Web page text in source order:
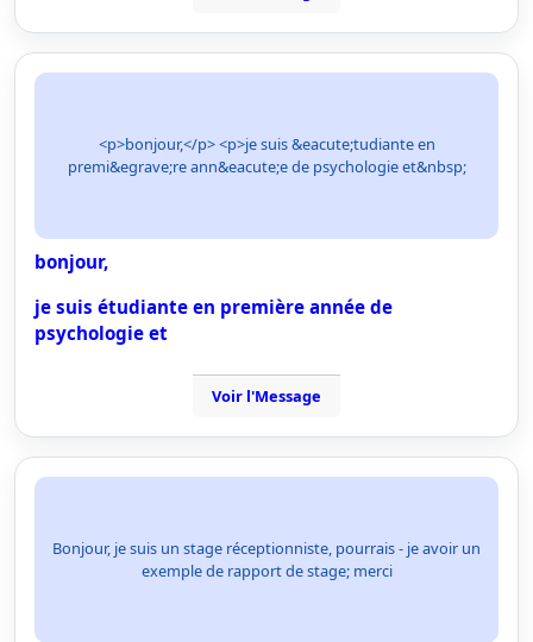
<p>bonjour,</p> <p>je suis &eacute;tudiante en
premi&egrave;re ann&eacute;e de psychologie et&nbsp;
bonjour,
je suis étudiante en première année de
psychologie et
Voir l'Message
Bonjour, je suis un stage réceptionniste, pourrais - je avoir un
exemple de rapport de stage; merci